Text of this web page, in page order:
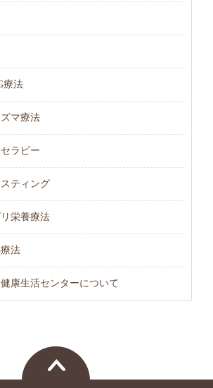
療法
マ療法
ラピー
ティング
栄養療法
法
康生活センターについて